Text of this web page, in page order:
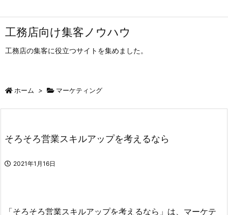
工務店向け集客ノウハウ
工務店の集客に役立つサイトを集めました。
ホーム > マーケティング
そろそろ営業スキルアップを考えるなら
2021年1月16日
「そろそろ営業スキルアップを考えるなら」は、マーケテ